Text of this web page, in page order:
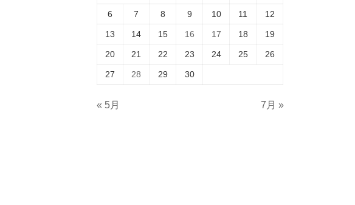
6 7 8 9 10 11 12
13 14 15 16 17 18 19
20 21 22 23 24 25 26
27 28 29 30
« 5月 7月 »